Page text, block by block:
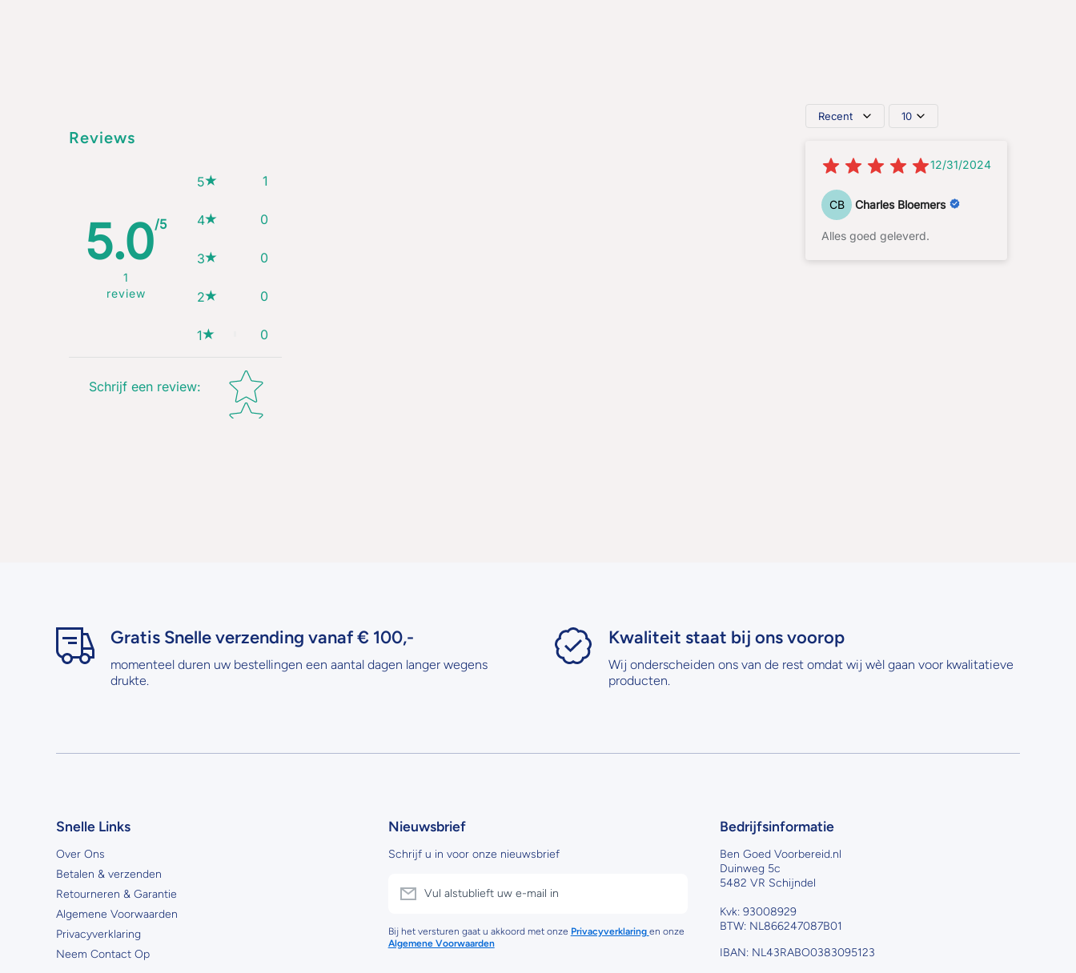
Reviews
5.0/5
1
review
5 1
4 0
3 0
2 0
1 0
Schrijf een review:
Star rating
Recent 10
12/31/2024
CB Charles Bloemers
Alles goed geleverd.
Gratis Snelle verzending vanaf € 100,-
momenteel duren uw bestellingen een aantal dagen langer wegens
drukte.
Kwaliteit staat bij ons voorop
Wij onderscheiden ons van de rest omdat wij wèl gaan voor kwalitatieve
producten.
Snelle Links
Over Ons
Betalen & verzenden
Retourneren & Garantie
Algemene Voorwaarden
Privacyverklaring
Neem Contact Op
Nieuwsbrief
Schrijf u in voor onze nieuwsbrief
Vul alstublieft uw e-mail in
Bij het versturen gaat u akkoord met onze Privacyverklaring en onze
Algemene Voorwaarden
Bedrijfsinformatie
Ben Goed Voorbereid.nl
Duinweg 5c
5482 VR Schijndel
Kvk: 93008929
BTW: NL866247087B01
IBAN: NL43RABO0383095123